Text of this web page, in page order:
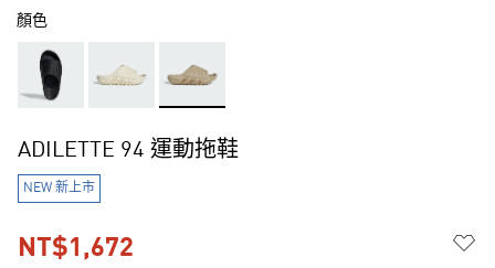
顏色
ADILETTE 94 運動拖鞋
NEW 新上市
NT$1,672